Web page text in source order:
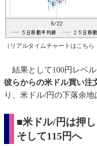
（リアルタイムチャートはこち
結果として100円レベル
彼らからの米ドル買い注
り、米ドル/円の下落余地
■米ドル/円は押し
そして115円へ